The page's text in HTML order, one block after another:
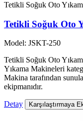
Tetikli Soğuk Oto
Tetikli Soğuk Oto
Model: JSKT-250
Tetikli Soğuk Oto
Yıkama Makineleri
Makina tarafından
ekipmanıdır.
Detay Karşılaştırmaya